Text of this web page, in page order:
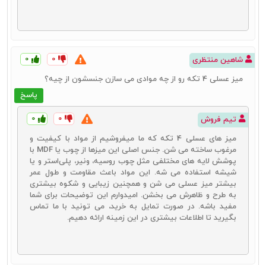
میز پذیرایی مهمان به خاطر این سه ویژگی یکی از پرکاربردترین میزها برای
میز پذیرایی مهمان می‌تواند به‌عنوان میز بار، میز سرو نوشیدنی
و حتی میز ذخیره‌سازی مورداستفاده قرار گیرد.
این میزها با داشتن کشوها و طبقات مختلف، امکان سازمان‌دهی
طراحی‌های متنوع و جذاب این میزها می‌تواند به فضای پذیرایی
جلوه‌ای شیک و زیبا ببخشد.
میز جلو مبلی مدرن
میز جلو مبلی مدرن با طراحی‌های ساده و خطوط تمیز، به‌ویژه در
دکوراسیون‌های مدرن و مینیمال محبوبیت زیادی دارد. این میزها معمولاً از
متریال‌هایی مانند شیشه، فلز و چوب ترکیبی ساخته می‌شوند و با سایر
اجزای دکوراسیون مدرن هماهنگی کامل دارند.
میز جلو مبلی مدرن هم به خاطر این سه ویژگی، انتخاب بسیاری از
شاهین منتظری ۰ ۰
پاسخ
میز عسلی 4 تکه رو از چه موادی می‌ سازن جنسشون از چیه؟
تیم فروش ۰ ۰
میز های عسلی 4 تکه که ما میفروشیم از مواد با کیفیت و
مرغوب ساخته می‌ شن. جنس اصلی این میزها از چوب یا MDF با
پوشش لایه‌ های مختلفی مثل چوب روسیه، ونیر، پلی‌استر و یا
شیشه استفاده می‌ شه. این مواد باعث مقاومت و طول عمر
بیشتر میز عسلی می ‌شن و همچنین زیبایی و شکوه بیشتری
به طرح و ظاهرش می‌ بخشن. امیدوارم این توضیحات برای شما
مفید باشه. در صورت تمایل به خرید، می ‌تونید با ما تماس
بگیرید تا اطلاعات بیشتری در این زمینه ارائه دهیم.